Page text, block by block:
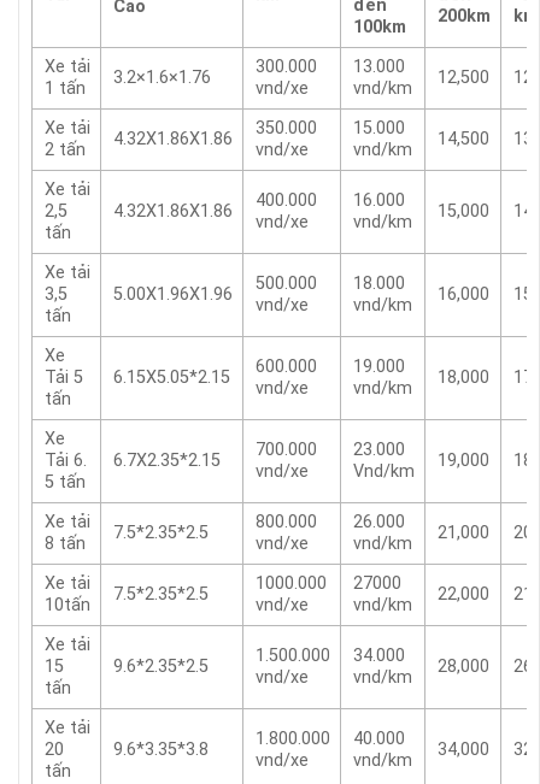
Cao
đến
100km
200km
km
Xe tải
1 tấn
3.2×1.6×1.76
300.000
vnd/xe
13.000
vnd/km
12,500
Xe tải
2 tấn
4.32X1.86X1.86
350.000
vnd/xe
15.000
vnd/km
14,500
Xe tải
2,5
tấn
4.32X1.86X1.86
400.000
vnd/xe
16.000
vnd/km
15,000
Xe tải
3,5
tấn
5.00X1.96X1.96
500.000
vnd/xe
18.000
vnd/km
16,000
Xe
Tải 5
tấn
6.15X5.05*2.15
600.000
vnd/xe
19.000
vnd/km
18,000
Xe
Tải 6.
5 tấn
6.7X2.35*2.15
700.000
vnd/xe
23.000
Vnd/km
19,000
Xe tải
8 tấn
7.5*2.35*2.5
800.000
vnd/xe
26.000
vnd/km
21,000
Xe tải
10tấn
7.5*2.35*2.5
1000.000
vnd/xe
27000
vnd/km
22,000
Xe tải
15
tấn
9.6*2.35*2.5
1.500.000
vnd/xe
34.000
vnd/km
28,000
Xe tải
20
tấn
9.6*3.35*3.8
1.800.000
vnd/xe
40.000
vnd/km
34,000